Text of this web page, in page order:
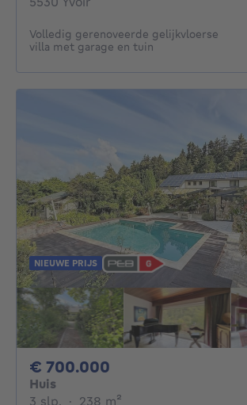
Volledig gerenoveerde gelijkvloerse
villa met garage en tuin
NIEUWE PRIJS
€ 700.000
Huis
3 slp. 3 slaapkamers
· 238 m²